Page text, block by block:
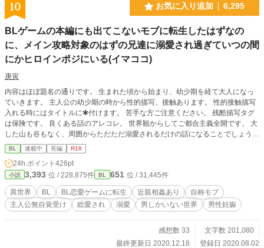
10 お気に入り追加 6,295
BLゲームの本編にも出てこないモブに転生したはずなの
に、メイン攻略対象のはずの兄達に溺愛され過ぎていつの間
にかヒロインポジにいる(イマココ)
庚寅
内容はほぼ題名の通りです。 生まれた頃から始まり、幼少期を経て大人になっ
ていきます。 主人公の幼少期の時から性的描写、接触あります。 性的接触描写
入れる時にはタイトルに✱付けます。 苦手な方ご注意ください。 残酷描写タグ
は保険です。 良くある話のアレコレ。 世界観からしてご都合主義全開です。 大
した山も谷もなく、周囲からただただ溺愛されるだけの話になることでしょう
(今の所それしか予定なし) ご都合溺愛苦労なしチート人生系が読みたい、好きと
いう方以外は面白みないと思われます! ストーリーに意味を求める方もUターン
をオススメしますm(_ _)m 勢いのまま書くので、文章や言い回し可笑しくても脳
内変換したりスルーしてやってください(重要) どうしてもそういうの気になる方
は回れ右推奨。 誤字や文章おかしいなって読み返して気がついたらその都度訂
正してます。 完全なる自分の趣味(内容や設定が)と息抜きのみの為の勢いでの作
品。 基本の流れも作風も軽ーい感じの設定も軽ーい感じの、主人公無自覚総愛
載しています。 10/23より番外編も別で掲載始めました( ᵕᴗᵕ ) こちらには初めて
BL 連載中 長編 R18
24h.ポイント 426pt
小説 3,393 位 / 228,875件 BL 651 位 / 31,445件
異世界 BL BL恋愛ゲームに転生 近親相姦あり
自称モブ
主人公無自覚受け
総愛され 溺愛 男しかいない世界 男性妊娠
感想数 33
文字数 201,080
最終更新日 2020.12.18
登録日 2020.08.02